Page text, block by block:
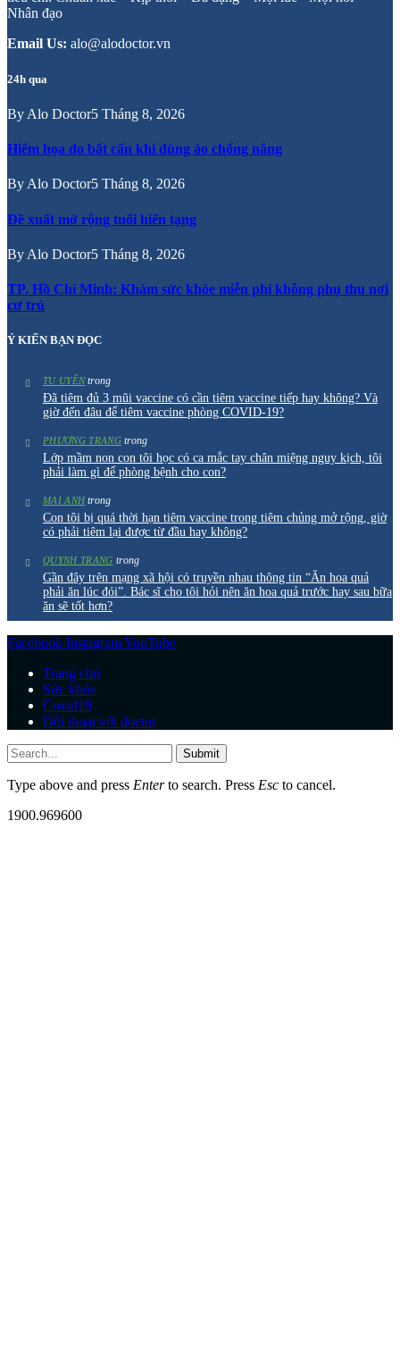
Nhân đạo
Email Us: alo@alodoctor.vn
24h qua
By Alo Doctor5 Tháng 8, 2026
Hiểm họa do bất cẩn khi dùng áo chống nắng
By Alo Doctor5 Tháng 8, 2026
Đề xuất mở rộng tuổi hiến tạng
By Alo Doctor5 Tháng 8, 2026
TP. Hồ Chí Minh: Khám sức khỏe miễn phí không phụ thu nơi
cư trú
Ý KIẾN BẠN ĐỌC
TU UYÊNtrong
Đã tiêm đủ 3 mũi vaccine có cần tiêm vaccine tiếp hay không? Và
giờ đến đâu để tiêm vaccine phòng COVID-19?
PHƯƠNG TRANGtrong
Lớp mầm non con tôi học có ca mắc tay chân miệng nguy kịch, tôi
phải làm gì để phòng bệnh cho con?
MAI ANH trong
Con tôi bị quá thời hạn tiêm vaccine trong tiêm chủng mở rộng, giờ
có phải tiêm lại được từ đầu hay không?
QUYNH TRANG trong
Gần đây trên mạng xã hội có truyền nhau thông tin “Ăn hoa quả
phải ăn lúc đói”. Bác sĩ cho tôi hỏi nên ăn hoa quả trước hay sau bữa
ăn sẽ tốt hơn?
Facebook InstagramYouTube
Trang chủ
Sức khỏe
Covid19
Đối thoại với doctor
Submit
Type above and press Enterto search. Press Esc to cancel.
1900.969600